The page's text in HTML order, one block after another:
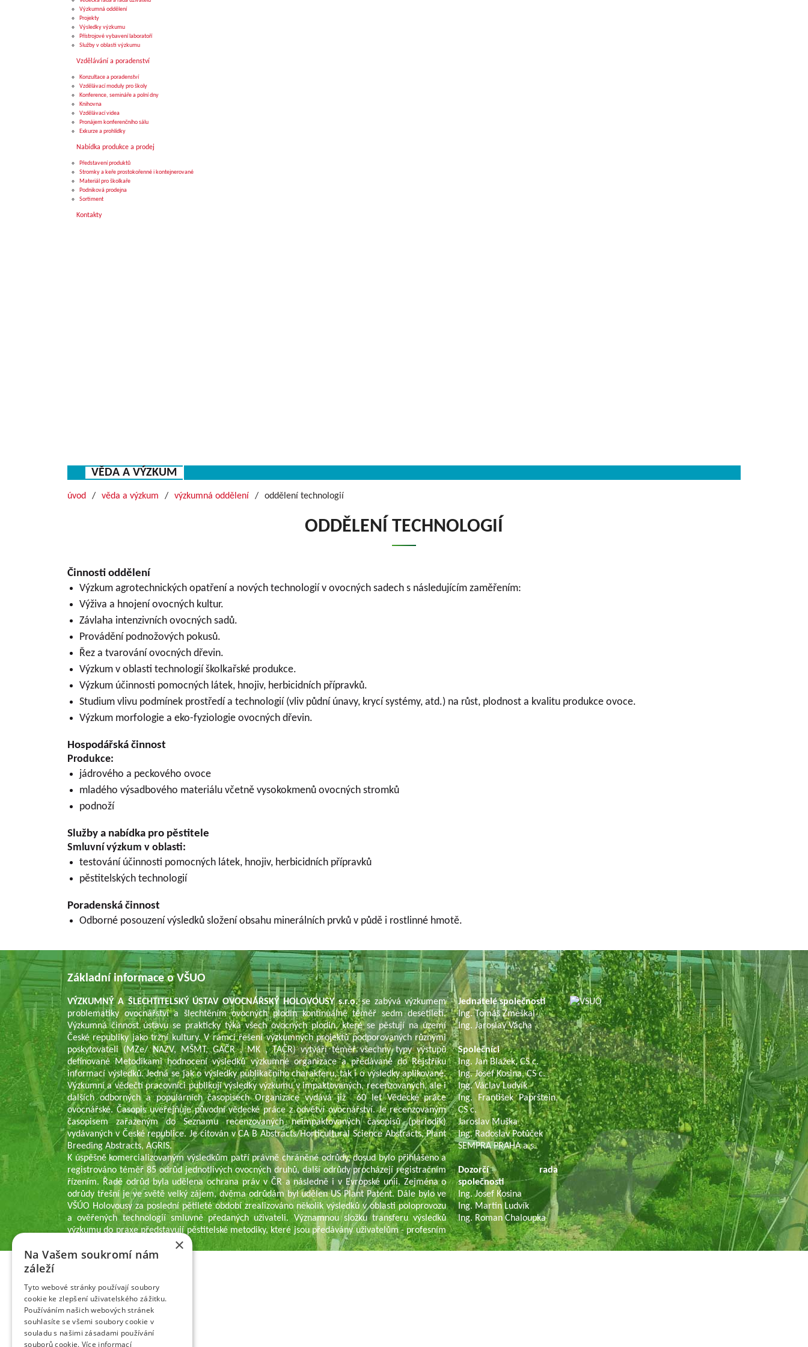
Výzkumná oddělení
Projekty
Výsledky výzkumu
Přístrojové vybavení laboratoří
Služby v oblasti výzkumu
Vzdělávání a poradenství
Konzultace a poradenství
Vzdělávací moduly pro školy
Konference, semináře a polní dny
Knihovna
Vzdělávací videa
Pronájem konferenčního sálu
Exkurze a prohlídky
Nabídka produkce a prodej
Představení produktů
Stromky a keře prostokořenné i kontejnerované
Materiál pro školkaře
Podniková prodejna
Sortiment
Kontakty
VĚDA A VÝZKUM
úvod věda a výzkum výzkumná oddělení oddělení technologií
ODDĚLENÍ TECHNOLOGIÍ
Činnosti oddělení
Výzkum agrotechnických opatření a nových technologií v ovocných sadech s následujícím zaměřením:
Výživa a hnojení ovocných kultur.
Závlaha intenzivních ovocných sadů.
Provádění podnožových pokusů.
Řez a tvarování ovocných dřevin.
Výzkum v oblasti technologií školkařské produkce.
Výzkum účinnosti pomocných látek, hnojiv, herbicidních přípravků.
Studium vlivu podmínek prostředí a technologií (vliv půdní únavy, krycí systémy, atd.) na růst, plodnost a kvalitu produkce ovoce.
Výzkum morfologie a eko-fyziologie ovocných dřevin.
Hospodářská činnost
Produkce:
jádrového a peckového ovoce
mladého výsadbového materiálu včetně vysokokmenů ovocných stromků
podnoží
Služby a nabídka pro pěstitele
Smluvní výzkum v oblasti:
testování účinnosti pomocných látek, hnojiv, herbicidních přípravků
pěstitelských technologií
Poradenská činnost
Odborné posouzení výsledků složení obsahu minerálních prvků v půdě i rostlinné hmotě.
Základní informace o VŠUO
VÝZKUMNÝ A ŠLECHTITELSKÝ ÚSTAV OVOCNÁŘSKÝ HOLOVOUSY s.r.o.se zabývá výzkumem
problematiky ovocnářství a šlechtěním ovocných plodin kontinuálně téměř sedm desetiletí.
Výzkumná činnost ústavu se prakticky týká všech ovocných plodin, které se pěstují na území
České republiky jako tržní kultury. V rámci řešení výzkumných projektů podporovaných různými
poskytovateli (MZe/ NAZV, MŠMT, GAČR , MK , TAČR) vytváří téměř všechny typy výstupů
definované Metodikami hodnocení výsledků výzkumné organizace a předávané do Rejstříku
informací výsledků. Jedná se jak o výsledky publikačního charakteru, tak i o výsledky aplikované.
Výzkumní a vědečtí pracovníci publikují výsledky výzkumu v impaktovaných, recenzovaných, ale i
dalších odborných a populárních časopisech Organizace vydává již 60 let Vědecké práce
ovocnářské. Časopis uveřejňuje původní vědecké práce z odvětví ovocnářství. Je recenzovaným
časopisem zařazeným do Seznamu recenzovaných neimpaktovaných časopisů (periodik)
vydávaných v České republice. Je citován v CA B Abstracts/Horticultural Science Abstracts, Plant
Breeding Abstracts, AGRIS.
K úspěšně komercializovaným výsledkům patří právně chráněné odrůdy, dosud bylo přihlášeno a
registrováno téměř 85 odrůd jednotlivých ovocných druhů, další odrůdy procházejí registračním
řízením. Řadě odrůd byla udělena ochrana práv v ČR a následně i v Evropské unii. Zejména o
odrůdy třešní je ve světě velký zájem, dvěma odrůdám byl udělen US Plant Patent. Dále bylo ve
VŠÚO Holovousy za poslední pětileté období zrealizováno několik výsledků v oblasti poloprovozu
a ověřených technologií smluvně předaných uživateli. Významnou složku transferu výsledků
výzkumu do praxe představují pěstitelské metodiky, které jsou předávány uživatelům - profesním
Jednatelé společnosti
Ing. Tomáš Zmeškal
Ing. Jaroslav Vácha
Společníci
Ing. Jan Blažek, CS c.
Ing. Josef Kosina, CS c.
Ing. Václav Ludvík
Ing. František Paprštein,
CS c.
Jaroslav Muška
Ing. Radoslav Potůček
SEMPRA PRAHA a.s.
Dozorčí rada
společnosti
Ing. Josef Kosina
Ing. Martin Ludvík
Ing. Roman Chaloupka
×
Na Vašem soukromí nám
záleží
Tyto webové stránky používají soubory
cookie ke zlepšení uživatelského zážitku.
Používáním našich webových stránek
souhlasíte se všemi soubory cookie v
souladu s našimi zásadami používání
souborů cookie. Více informací